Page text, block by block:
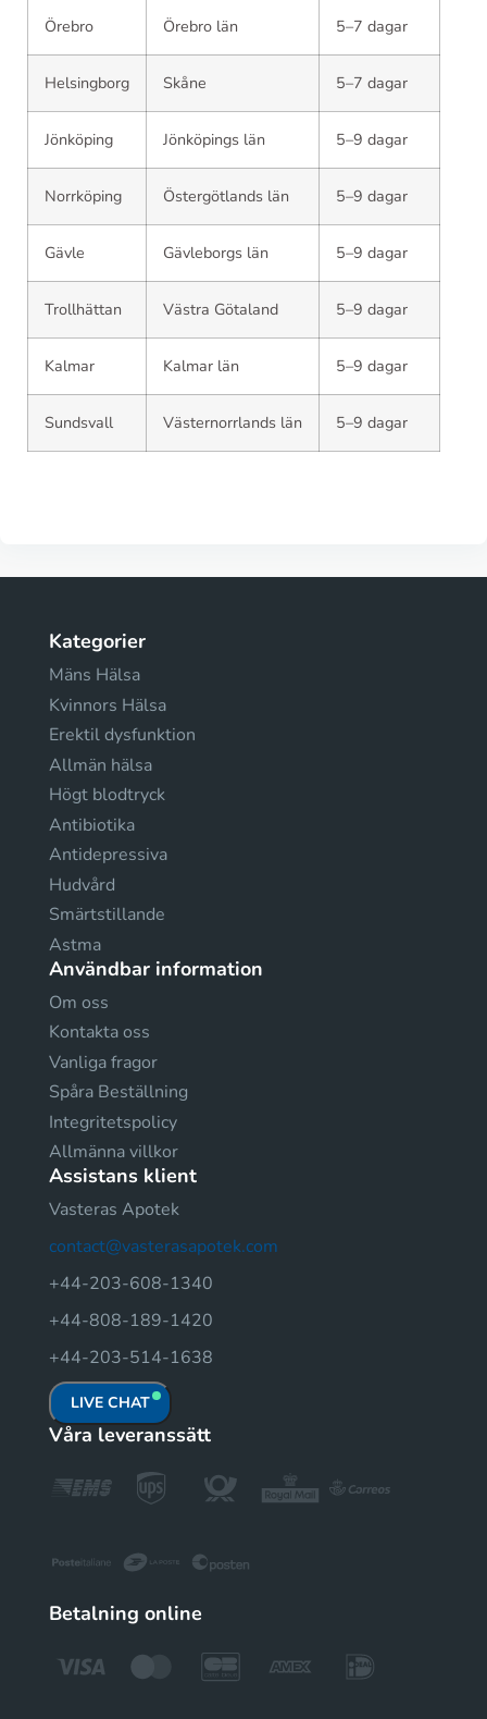
Örebro Örebro län 5–7 dagar
Helsingborg Skåne 5–7 dagar
Jönköping Jönköpings län 5–9 dagar
Norrköping Östergötlands län 5–9 dagar
Gävle Gävleborgs län 5–9 dagar
Trollhättan Västra Götaland 5–9 dagar
Kalmar Kalmar län 5–9 dagar
Sundsvall Västernorrlands län 5–9 dagar
Kategorier
Mäns Hälsa
Kvinnors Hälsa
Erektil dysfunktion
Allmän hälsa
Högt blodtryck
Antibiotika
Antidepressiva
Hudvård
Smärtstillande
Astma
Användbar information
Om oss
Kontakta oss
Vanliga fragor
Spåra Beställning
Integritetspolicy
Allmänna villkor
Assistans klient
Vasteras Apotek
contact@vasterasapotek.com
+44-203-608-1340
+44-808-189-1420
+44-203-514-1638
LIVE CHAT
Våra leveranssätt
Betalning online